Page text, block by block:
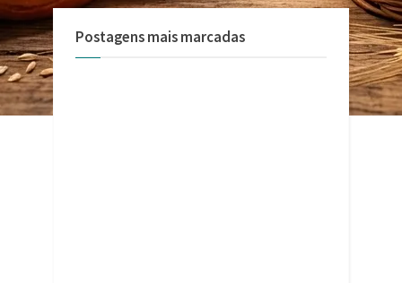
Postagens mais marcadas